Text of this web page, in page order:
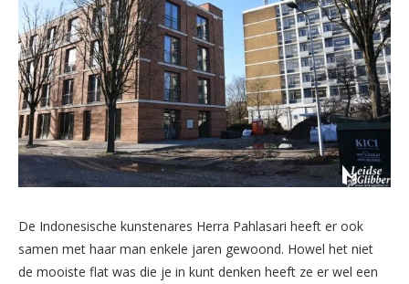
De Indonesische kunstenares Herra Pahlasari heeft er ook
samen met haar man enkele jaren gewoond. Howel het niet
de mooiste flat was die je in kunt denken heeft ze er wel een